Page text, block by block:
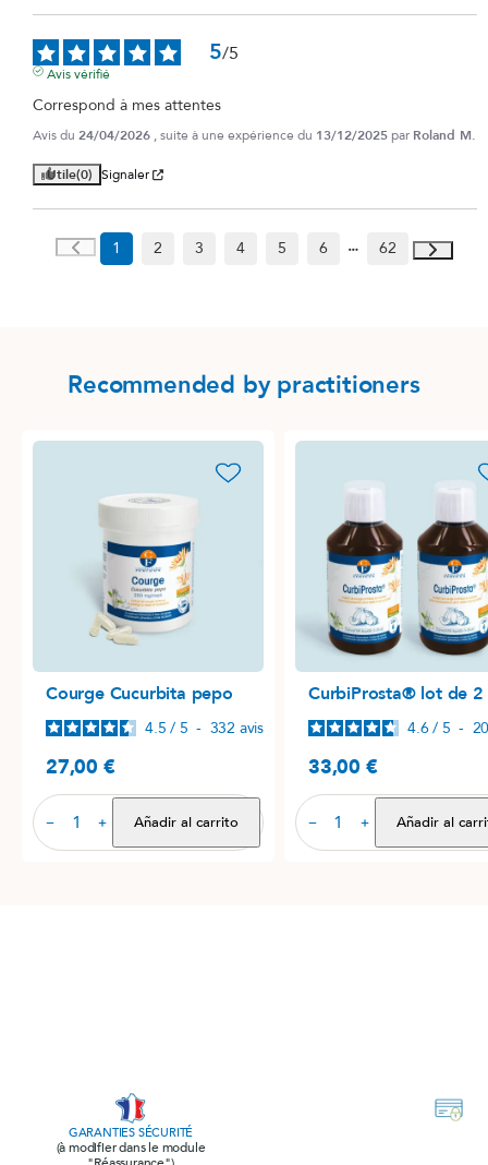
5/5
Avis vérifié
Correspond à mes attentes
Avis du 24/04/2026 , suite à une expérience du 13/12/2025 par Roland M.
Utile(0) Signaler
1 2 3 4 5 6 62
Recommended by practitioners
favorite_border
Courge Cucurbita pepo
4.5 / 5 - 332 avis
Precio
27,00 €
− + Añadir al carrito
CurbiProsta® lot de 2
4.6 / 5 -
Precio
33,00 €
− + Añadir al
GARANTIES SÉCURITÉ
(à modifier dans le module